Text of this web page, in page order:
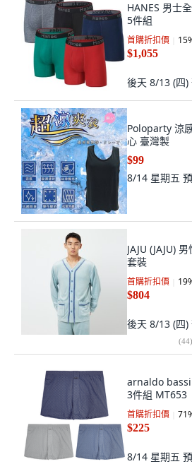
HANES 男士
5件組
首購折扣價 15
$1,055
後天 8/13 (四)
Poloparty 涼
心 臺灣製
$99
8/14 星期五
JAJU (JAJU)
套裝
首購折扣價 19
$804
後天 8/13 (四)
(44)
arnaldo
3件組 MT653
首購折扣價 71
$225
8/14 星期五